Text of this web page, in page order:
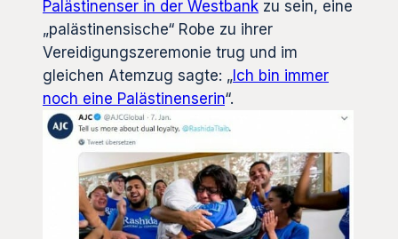
Palästinenser in der Westbank zu sein, eine
„palästinensische“ Robe zu ihrer
Vereidigungszeremonie trug und im
gleichen Atemzug sagte: „ Ich bin immer
noch eine Palästinenserin“.